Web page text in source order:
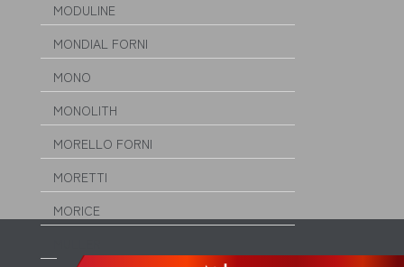
MODULINE
MONDIAL FORNI
MONO
MONOLITH
MORELLO FORNI
MORETTI
MORICE